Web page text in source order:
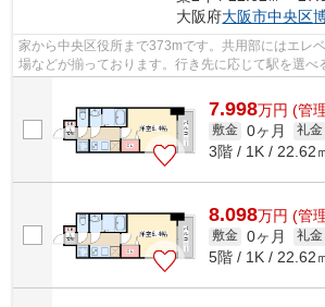
大阪府大阪市中央区
家から中央区役所まで373mです。共用部にはエレ
場などが揃っております。行き先に応じて駅を選べ
7.998万円 (管
敷金 0ヶ月 礼金
3階 / 1K / 22.62
8.098万円 (管
敷金 0ヶ月 礼金
5階 / 1K / 22.62